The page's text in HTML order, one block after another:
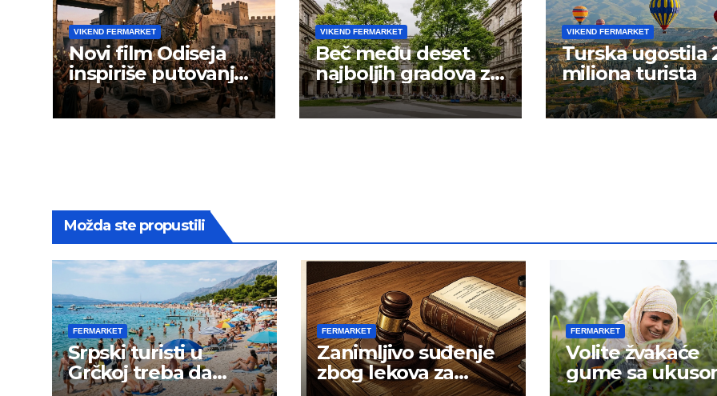
VIKEND FERMARKET
Novi film Odiseja
inspiriše putovanje
širom sveta — ali i
prevarante
VIKEND FERMARKET
Beč među deset
najboljih gradova za
studiranje
VIKEND FERMARKET
Turska ugostila
miliona turista
Možda ste propustili
FERMARKET
Srpski turisti u
Grčkoj treba da
FERMARKET
Zanimljivo suđenje
zbog lekova za
FERMARKET
Volite žvakaće
gume sa